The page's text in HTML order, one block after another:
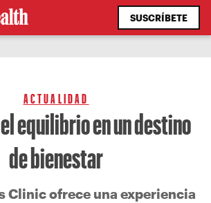
SUSCRÍBETE
ACTUALIDAD
equilibrio en un destino
de bienestar
Clinic ofrece una experiencia